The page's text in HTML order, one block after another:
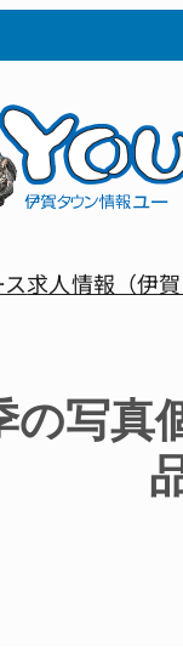
ス求人情報（伊
の写